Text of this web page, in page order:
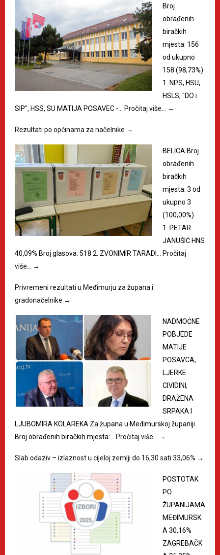
Broj
obrađenih
biračkih
mjesta: 156
od ukupno
158 (98,73%)
1. NPS, HSU,
HSLS, "DO i
SIP", HSS, SU MATIJA POSAVEC -… Pročitaj više… →
Rezultati po općinama za načelnike →
BELICA Broj
obrađenih
biračkih
mjesta: 3 od
ukupno 3
(100,00%)
1. PETAR
JANUŠIĆ HNS
40,09% Broj glasova: 518 2. ZVONIMIR TARADI… Pročitaj
više… →
Privremeni rezultati u Međimurju za župana i
gradonačelnike →
NADMOĆNE
POBJEDE
MATIJE
POSAVCA,
LJERKE
CIVIDINI,
DRAŽENA
SRPAKA I
LJUBOMIRA KOLAREKA Za župana u Međimurskoj županiji
Broj obrađenih biračkih mjesta:… Pročitaj više… →
Slab odaziv – izlaznost u cijeloj zemlji do 16,30 sati 33,06% →
POSTOTAK
PO
ŽUPANIJAMA
MEĐIMURSK
A 30,16%
ZAGREBAČK